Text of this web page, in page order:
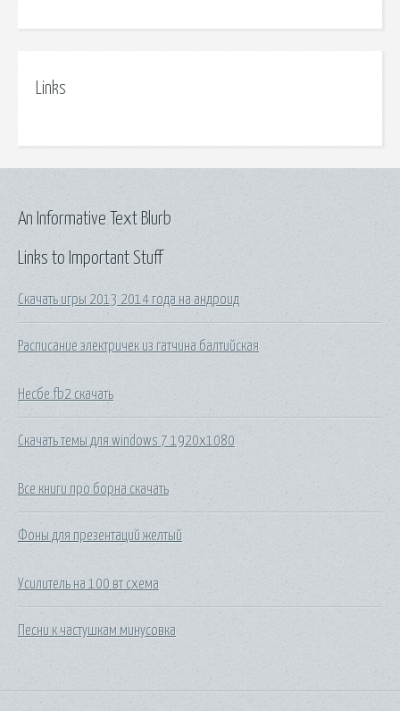
Links
Links to Important Stuff
Скачать игры 2013 2014 года на андроид
Расписание электричек из гатчина балтийская
Несбе fb2 скачать
Скачать темы для windows 7 1920х1080
Все книги про борна скачать
Фоны для презентаций желтый
Усилитель на 100 вт схема
Песни к частушкам минусовка
An Informative Text Blurb